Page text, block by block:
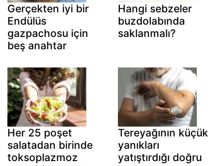
Gerçekten iyi bir
Endülüs
gazpachosu için
beş anahtar
Hangi sebzeler
buzdolabında
saklanmalı?
Her 25 poşet
salatadan birinde
toksoplazmoz
Tereyağının küçük
yanıkları
yatıştırdığı doğru